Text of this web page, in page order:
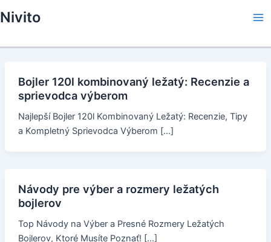
to
Nivito
Bojler 120l kombinovaný ležatý: Recenzie a
sprievodca výberom
Najlepší Bojler 120l Kombinovaný Ležatý: Recenzie, Tipy
a Kompletný Sprievodca Výberom […]
Návody pre výber a rozmery ležatých
bojlerov
Top Návody na Výber a Presné Rozmery Ležatých
Bojlerov, Ktoré Musíte Poznať! […]